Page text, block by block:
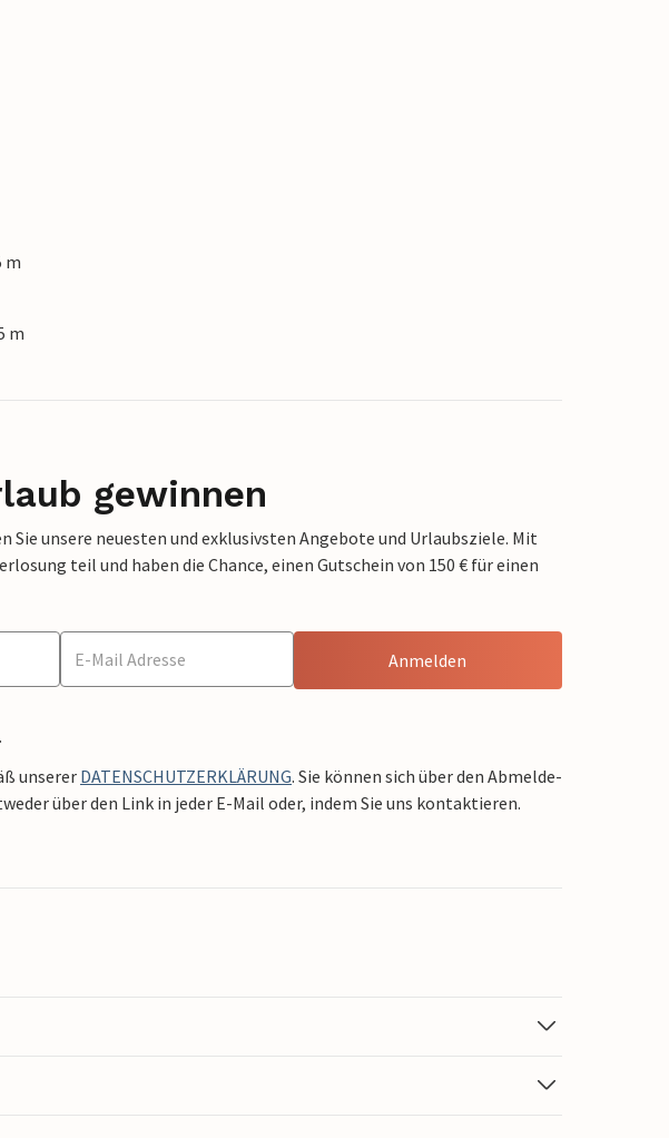
m
m
gewinnen
Sie unsere neuesten und exklusivsten Angebote und Urlaubsziele. Mit
teil und haben die Chance, einen Gutschein von 150 € für einen
Anmelden
.
unserer DATENSCHUTZERKLÄRUNG. Sie können sich über den Abmelde-
über den Link in jeder E-Mail oder, indem Sie uns kontaktieren.